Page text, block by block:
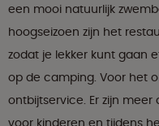
een mooi natuurlijk
hoogseizoen zijn het
zodat je lekker kunt gaan
op de camping. Voor het
ontbijtservice. Er zijn